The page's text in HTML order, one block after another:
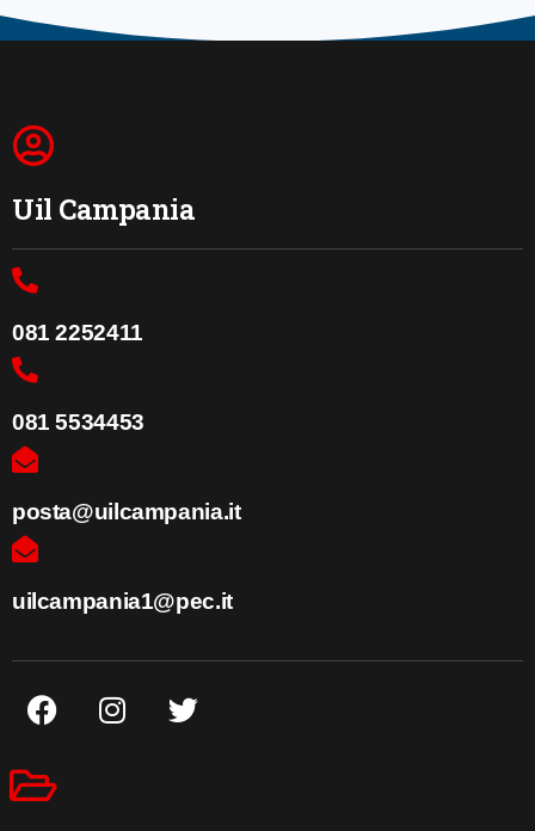
Uil Campania
081 2252411
081 5534453
posta@uilcampania.it
uilcampania1@pec.it